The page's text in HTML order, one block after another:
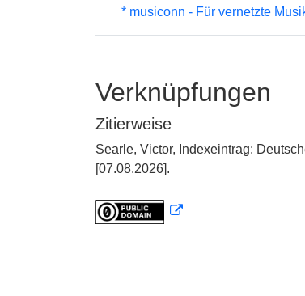
* musiconn - Für vernetzte
Verknüpfungen
Zitierweise
Searle, Victor, Indexeintrag:
[07.08.2026].